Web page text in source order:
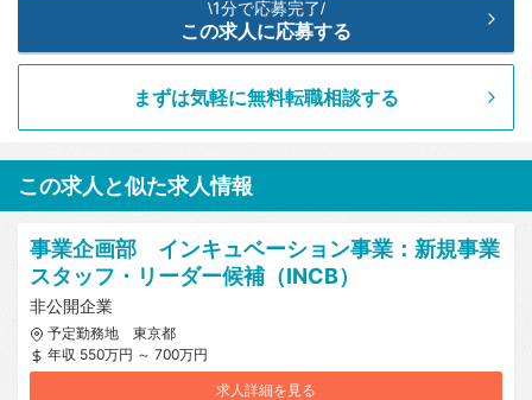
まずは気軽に無料転職相談する
\1分で応募完了/
この求人に応募する
この求人と似た求人情報
事業企画部 インキュベーション事業：新規事業
スタッフ・リーダー候補（INCB）
非公開企業
予定勤務地 東京都
年収 550万円 ～ 700万円
求人詳細を見る